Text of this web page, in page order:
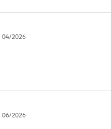
04/2026
06/2026